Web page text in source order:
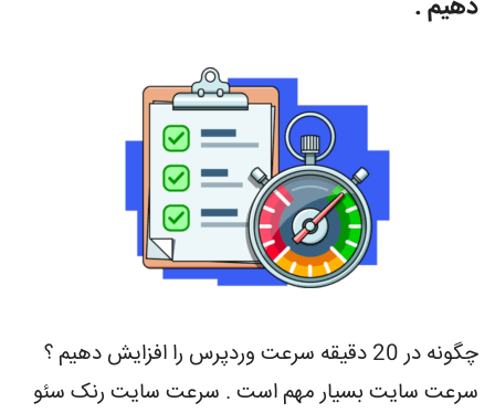
دهیم .
چگونه در 20 دقیقه سرعت وردپرس را افزایش دهیم ؟
سرعت سایت بسیار مهم است . سرعت سایت رنک سئو